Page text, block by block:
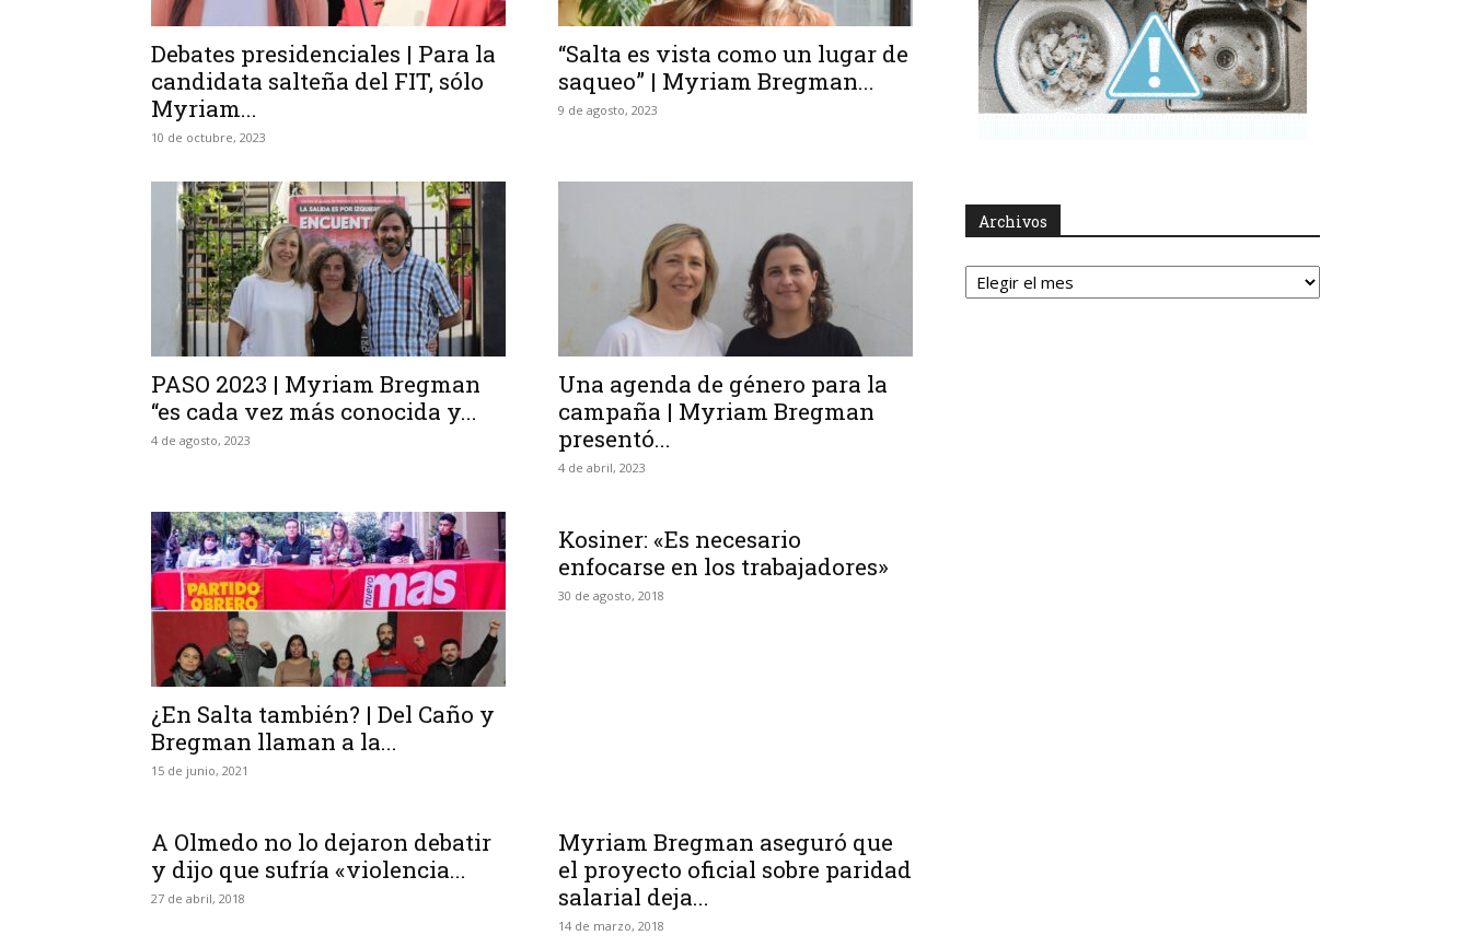
Debates presidenciales | Para la
candidata salteña del FIT, sólo
Myriam...
10 de octubre, 2023
“Salta es vista como un lugar de
saqueo” | Myriam Bregman...
9 de agosto, 2023
PASO 2023 | Myriam Bregman
“es cada vez más conocida y...
4 de agosto, 2023
Una agenda de género para la
campaña | Myriam Bregman
presentó...
4 de abril, 2023
¿En Salta también? | Del Caño y
Bregman llaman a la...
15 de junio, 2021
Kosiner: «Es necesario
enfocarse en los trabajadores»
30 de agosto, 2018
A Olmedo no lo dejaron debatir
y dijo que sufría «violencia...
27 de abril, 2018
Myriam Bregman aseguró que
el proyecto oficial sobre paridad
salarial deja...
14 de marzo, 2018
Archivos
Archivos